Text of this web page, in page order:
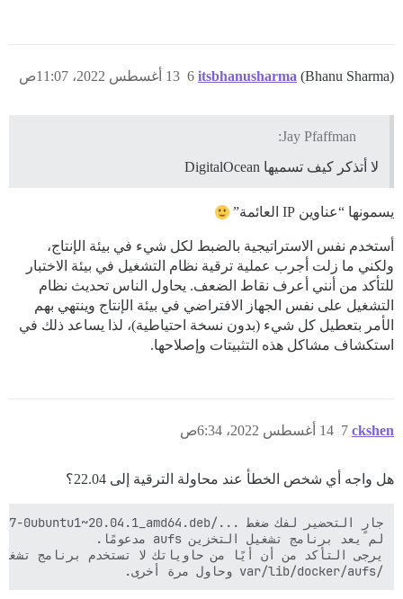
itsbhanusharma (Bhanu Sharma) 13 أغسطس 2022، 11:07ص 6
Jay Pfaffman:
لا أتذكر كيف تسميها DigitalOcean
يسمونها “عناوين IP العائمة”
أستخدم نفس الاستراتيجية بالضبط لكل شيء في بيئة الإنتاج،
ولكني ما زلت أجرب عملية ترقية نظام التشغيل في بيئة الاختبار
للتأكد من أنني أعرف نقاط الضعف. يحاول الناس تحديث نظام
التشغيل على نفس الجهاز الافتراضي في بيئة الإنتاج وينتهي بهم
الأمر بتعطيل كل شيء (بدون نسخة احتياطية)، لذا يساعد ذلك في
استكشاف مشاكل هذه التثبيتات وإصلاحها.
ckshen 14 أغسطس 2022، 6:34ص 7
هل واجه أي شخص الخطأ عند محاولة الترقية إلى 22.04؟
/var/lib/docker/aufs وحاول مرة أخرى.